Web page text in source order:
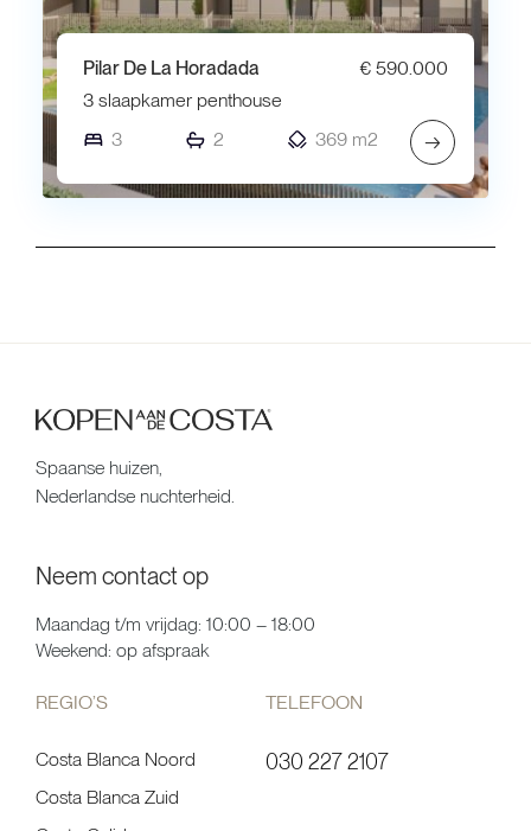
Pilar De La Horadada
€ 590.000
3 slaapkamer penthouse
3
2 369 m2 →
Spaanse huizen,
Nederlandse nuchterheid.
Neem contact op
Maandag t/m vrijdag: 10:00 – 18:00
Weekend: op afspraak
REGIO’S
Costa Blanca Noord
Costa Blanca Zuid
TELEFOON
030 227 2107